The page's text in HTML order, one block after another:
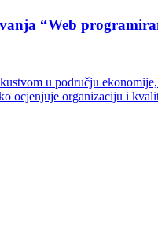
“Web
u području
ocjenjuje organizaciju i